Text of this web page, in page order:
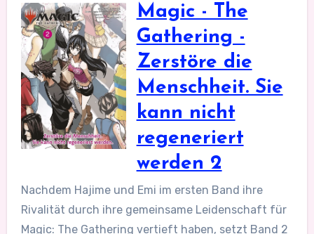
Magic - The
Gathering -
Zerstöre die
Menschheit. Sie
kann nicht
regeneriert
werden 2
Nachdem Hajime und Emi im ersten Band ihre
Rivalität durch ihre gemeinsame Leidenschaft für
Magic: The Gathering vertieft haben, setzt Band 2